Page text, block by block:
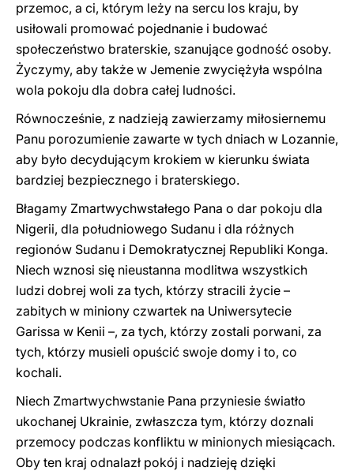
przemoc, a ci, którym leży na sercu los kraju, by
usiłowali promować pojednanie i budować
społeczeństwo braterskie, szanujące godność osoby.
Życzymy, aby także w Jemenie zwyciężyła wspólna
wola pokoju dla dobra całej ludności.
Równocześnie, z nadzieją zawierzamy miłosiernemu
Panu porozumienie zawarte w tych dniach w Lozannie,
aby było decydującym krokiem w kierunku świata
bardziej bezpiecznego i braterskiego.
Błagamy Zmartwychwstałego Pana o dar pokoju dla
Nigerii, dla południowego Sudanu i dla różnych
regionów Sudanu i Demokratycznej Republiki Konga.
Niech wznosi się nieustanna modlitwa wszystkich
ludzi dobrej woli za tych, którzy stracili życie –
zabitych w miniony czwartek na Uniwersytecie
Garissa w Kenii –, za tych, którzy zostali porwani, za
tych, którzy musieli opuścić swoje domy i to, co
kochali.
Niech Zmartwychwstanie Pana przyniesie światło
ukochanej Ukrainie, zwłaszcza tym, którzy doznali
przemocy podczas konfliktu w minionych miesiącach.
Oby ten kraj odnalazł pokój i nadzieję dzięki